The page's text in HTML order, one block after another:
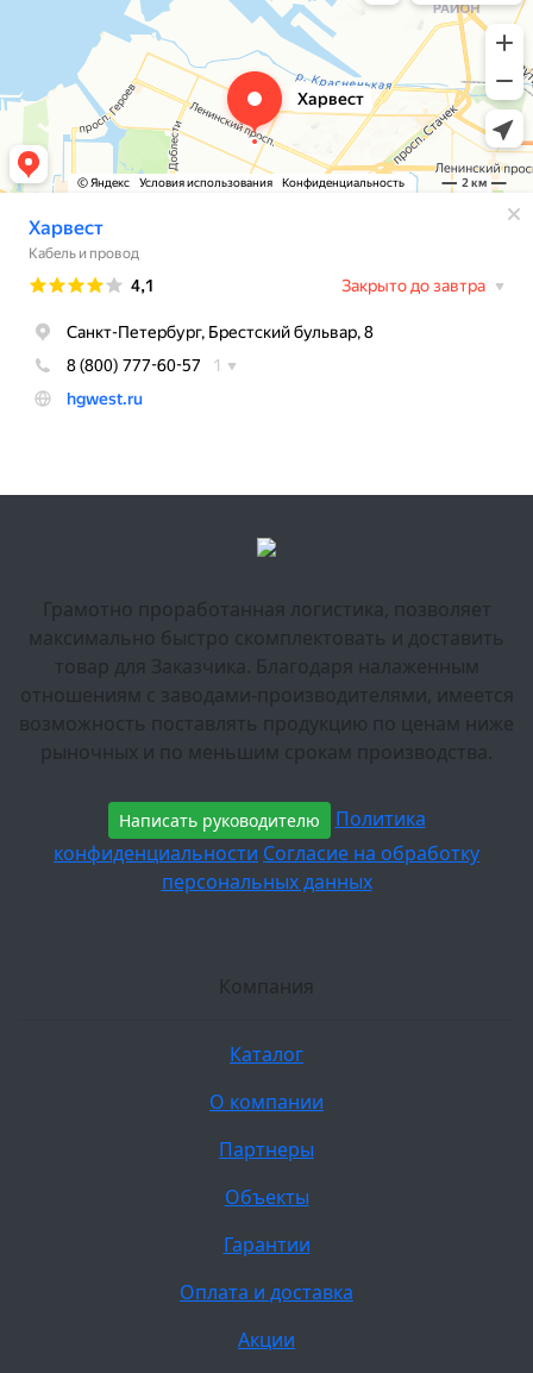
Грамотно проработанная логистика, позволяет
максимально быстро скомплектовать и доставить
товар для Заказчика. Благодаря налаженным
отношениям с заводами-производителями, имеется
возможность поставлять продукцию по ценам ниже
рыночных и по меньшим срокам производства.
Написать руководителю
Политика
конфиденциальности Согласие на обработку
персональных данных
Компания
Каталог
О компании
Партнеры
Объекты
Гарантии
Оплата и доставка
Акции